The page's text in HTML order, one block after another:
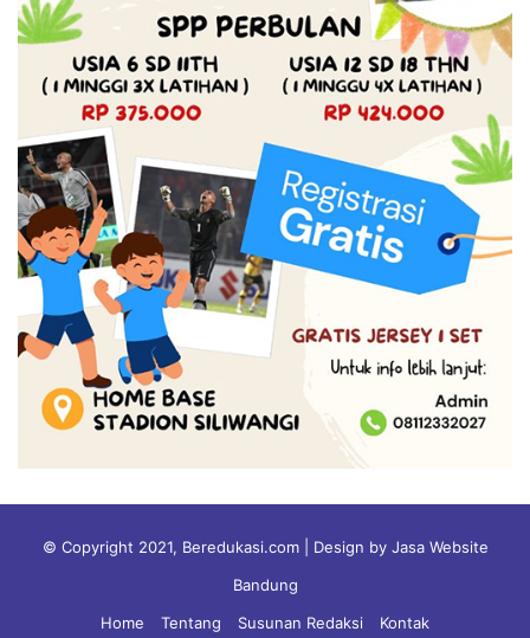
© Copyright 2021, Beredukasi.com | Design by Jasa Website
Bandung
Home
Tentang Susunan Redaksi Kontak